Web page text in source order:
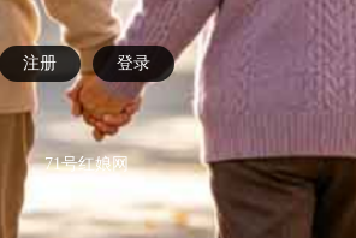
注册 登录
71号红娘网